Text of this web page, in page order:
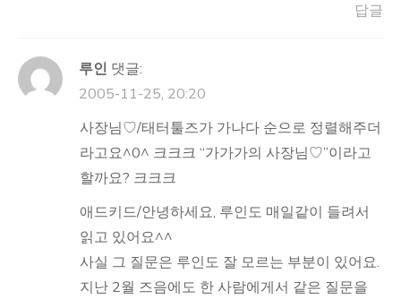
답글
루인 댓글:
2005-11-25, 20:20
사장님♡/태터툴즈가 가나다 순으로 정렬해주더
라고요^0^ 크크크 “가가가의 사장님♡”이라고
할까요? 크크크
애드키드/안녕하세요, 루인도 매일같이 들려서
읽고 있어요^^
사실 그 질문은 루인도 잘 모르는 부분이 있어요.
지난 2월 즈음에도 한 사람에게서 같은 질문을